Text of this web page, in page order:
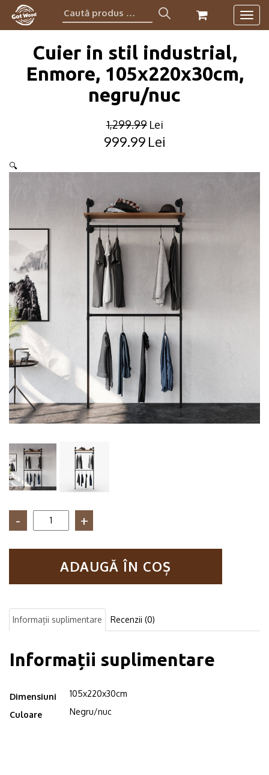
Caută
produs:
Cuier in stil industrial,
Enmore, 105x220x30cm,
negru/nuc
1,299.99 Lei
Original
was:
999.99 Lei
Current
is:
🔍
Cantitate
stil
industrial,
105x220x30cm,
ADAUGĂ ÎN COȘ
Informații suplimentare Recenzii (0)
Informații suplimentare
Dimensiuni 105x220x30cm
Culoare Negru/nuc